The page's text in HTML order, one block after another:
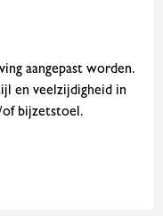
aangepast worden.
en veelzijdigheid in
of bijzetstoel.